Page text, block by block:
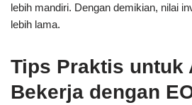
lebih mandiri. Dengan demikian, nilai
lebih lama.
Tips Praktis untuk
Bekerja dengan